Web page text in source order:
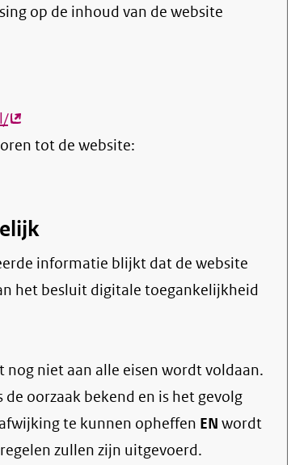
op de inhoud van de website
(externe
link)tot de website:
het besluit digitale toegankelijkheid
niet aan alle eisen wordt voldaan.
oorzaak bekend en is het gevolg
te kunnen opheffen EN wordt
zullen zijn uitgevoerd.